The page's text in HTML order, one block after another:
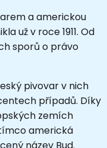
a americkou
už v roce 1911. Od
sporů o právo
pivovar v nich
případů. Díky
zemích
americká
název Bud.